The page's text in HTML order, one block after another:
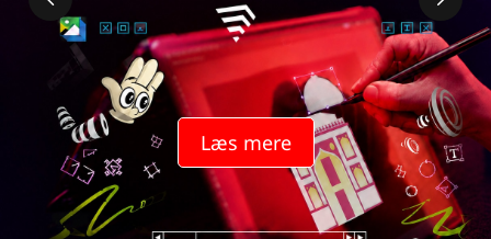
Læs mere